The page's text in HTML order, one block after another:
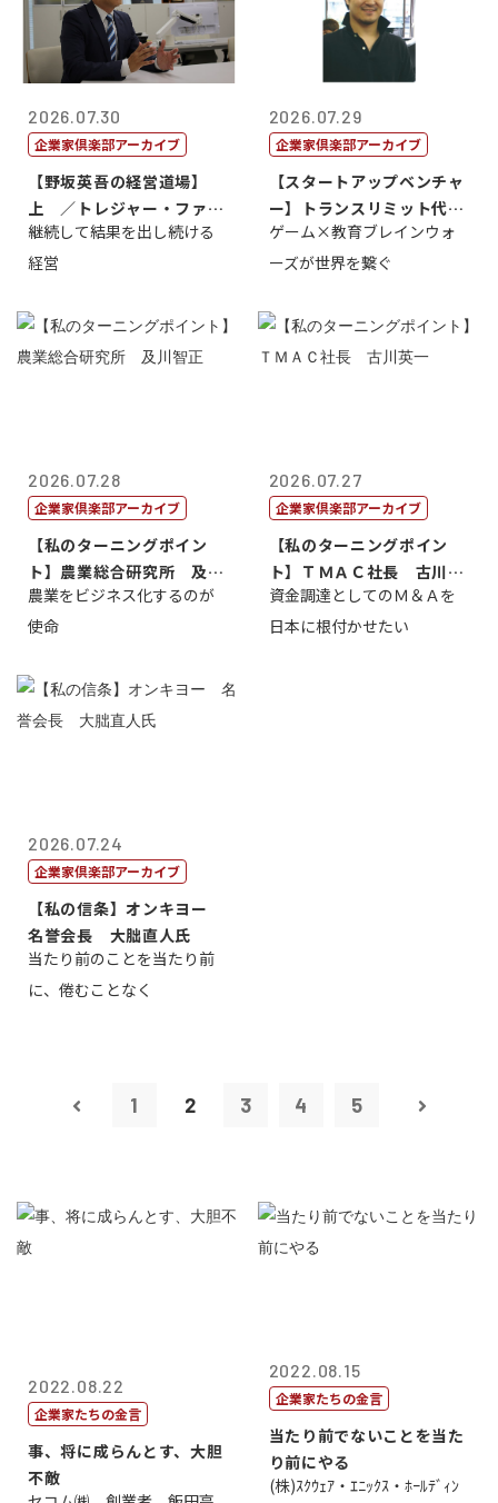
2026.07.30
企業家倶楽部アーカイブ
【野坂英吾の経営道場】
上 ／トレジャー・ファク
トリー社長野坂...
継続して結果を出し続ける
経営
2026.07.29
企業家倶楽部アーカイブ
【スタートアップベンチャ
ー】トランスリミット代表
取締役社長 ...
ゲーム×教育ブレインウォ
ーズが世界を繋ぐ
2026.07.28
企業家倶楽部アーカイブ
【私のターニングポイン
ト】農業総合研究所 及川
智正
農業をビジネス化するのが
使命
2026.07.27
企業家倶楽部アーカイブ
【私のターニングポイン
ト】ＴＭＡＣ社長 古川英
一
資金調達としてのＭ＆Ａを
日本に根付かせたい
2026.07.24
企業家倶楽部アーカイブ
【私の信条】オンキヨー
名誉会長 大朏直人氏
当たり前のことを当たり前
に、倦むことなく
1 2 3 4 5
2022.08.22
企業家たちの金言
事、将に成らんとす、大胆
不敵
2022.08.15
企業家たちの金言
当たり前でないことを当た
り前にやる
(株)ｽｸｳｪｱ・ｴﾆｯｸｽ・ﾎｰﾙﾃﾞｨﾝ